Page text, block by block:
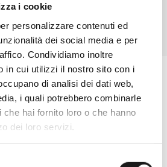
i cookie
personalizzare contenuti ed
dei social media e per
Condividiamo inoltre
in cui utilizzi il nostro sito con i
di analisi dei dati web,
i quali potrebbero combinarle
hai fornito loro o che hanno
dei loro servizi.